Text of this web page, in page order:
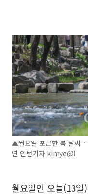
▲월요일 포근한 봄 날씨
연 인턴기자 kimye@)
월요일인 오늘(13일